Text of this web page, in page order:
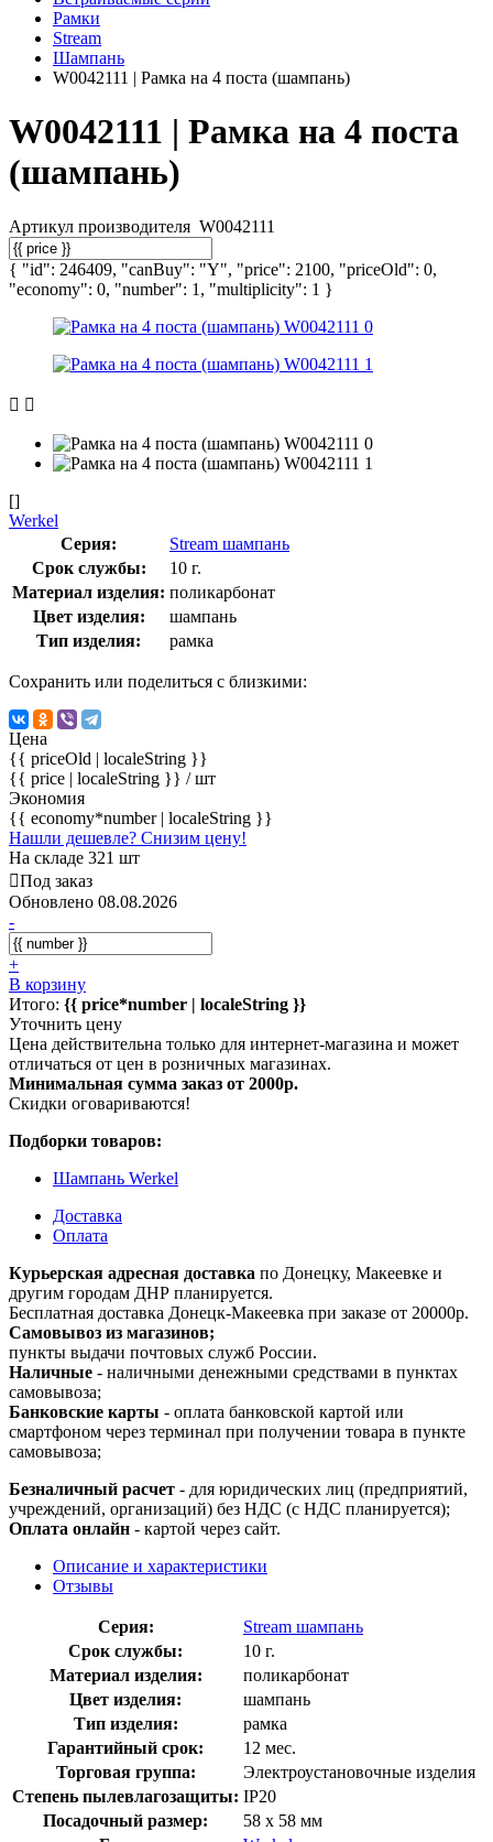
Рамки
Stream
Шампань
W0042111 | Рамка на 4 поста (шампань)
W0042111 | Рамка на 4 поста
(шампань)
Артикул производителя W0042111
{ "id": 246409, "canBuy": "Y", "price": 2100, "priceOld": 0,
"economy": 0, "number": 1, "multiplicity": 1 }
[]
Werkel
Серия:
Stream шампань
Срок службы:
10 г.
Материал изделия: поликарбонат
Цвет изделия:
шампань
Тип изделия:
рамка
Сохранить или поделиться с близкими:
Цена
{{ priceOld | localeString }}
{{ price | localeString }} / шт
Экономия
{{ economy*number | localeString }}
Нашли дешевле? Снизим цену!
На складе 321 шт
Под заказ
Обновлено 08.08.2026
-
+
В корзину
Итого: {{ price*number | localeString }}
Уточнить цену
Цена действительна только для интернет-магазина и может
отличаться от цен в розничных магазинах.
Минимальная сумма заказ от 2000р.
Скидки оговариваются!
Подборки товаров:
Шампань Werkel
Доставка
Оплата
Курьерская адресная доставка по Донецку, Макеевке и
другим городам ДНР планируется.
Бесплатная доставка Донецк-Макеевка при заказе от 20000р.
Самовывоз из магазинов;
пункты выдачи почтовых служб России.
Наличные - наличными денежными средствами в пунктах
самовывоза;
Банковские карты - оплата банковской картой или
смартфоном через терминал при получении товара в пункте
самовывоза;
Безналичный расчет - для юридических лиц (предприятий,
учреждений, организаций) без НДС (с НДС планируется);
Оплата онлайн - картой через сайт.
Описание и характеристики
Отзывы
Серия:
Stream шампань
Срок службы:
10 г.
Материал изделия:
поликарбонат
Цвет изделия:
шампань
Тип изделия:
рамка
Гарантийный срок:
12 мес.
Торговая группа:
Электроустановочные изделия
Степень пылевлагозащиты: IP20
Посадочный размер:
58 х 58 мм